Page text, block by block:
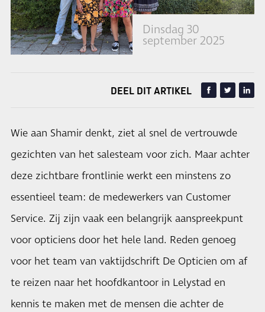
Dinsdag 30
september 2025
DEEL DIT ARTIKEL
Wie aan Shamir denkt, ziet al snel de vertrouwde
gezichten van het salesteam voor zich. Maar achter
deze zichtbare frontlinie werkt een minstens zo
essentieel team: de medewerkers van Customer
Service. Zij zijn vaak een belangrijk aanspreekpunt
voor opticiens door het hele land. Reden genoeg
voor het team van vaktijdschrift De Opticien om af
te reizen naar het hoofdkantoor in Lelystad en
kennis te maken met de mensen die achter de